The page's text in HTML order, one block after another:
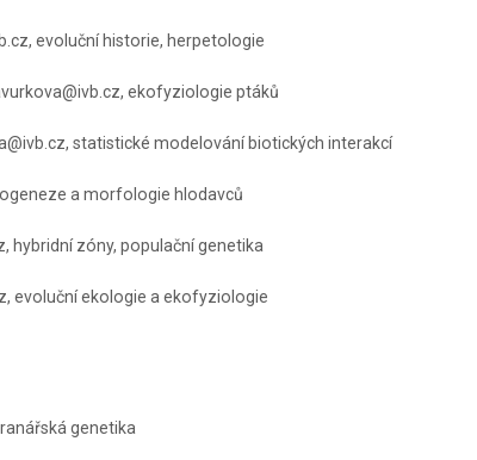
evoluční historie, herpetologie
ekofyziologie ptáků
statistické modelování biotických interakcí
a morfologie hlodavců
hybridní zóny, populační genetika
evoluční ekologie a ekofyziologie
genetika